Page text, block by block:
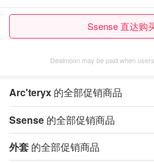
Ssense 直达购
Dealmoon may be paid when
Arc'teryx 的全部促销商品
Ssense 的全部促销商品
外套 的全部促销商品